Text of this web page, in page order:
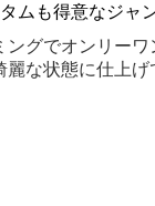
ムも得意なジャ
グでオンリー
な状態に仕上げ